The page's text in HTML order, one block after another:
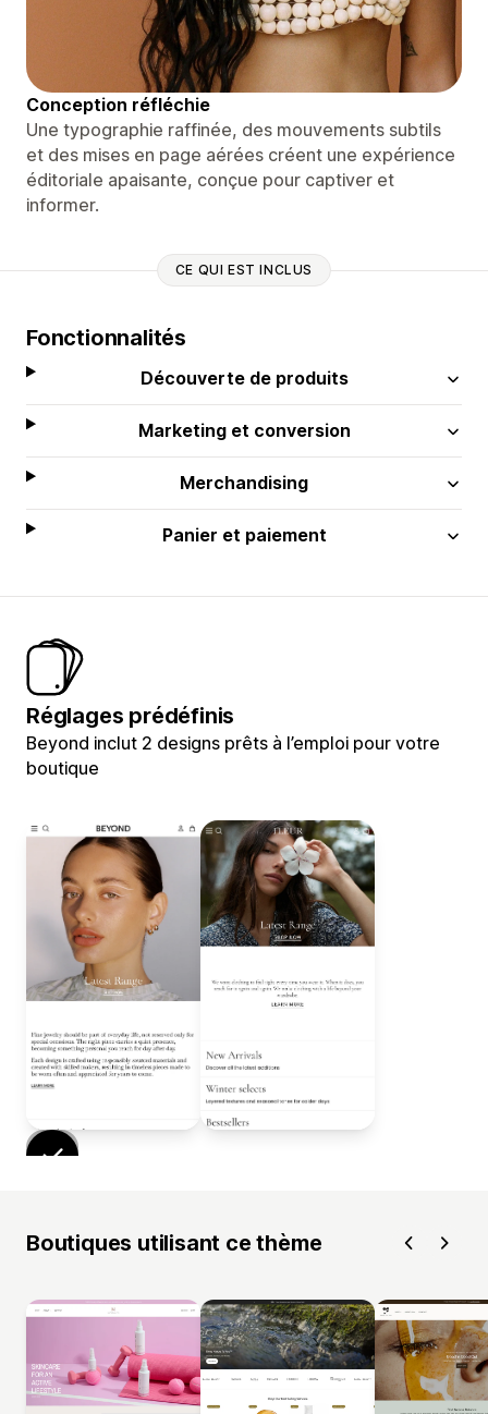
Conception réfléchie
Une typographie raffinée, des mouvements subtils
et des mises en page aérées créent une expérience
éditoriale apaisante, conçue pour captiver et
informer.
CE QUI EST INCLUS
Fonctionnalités
Découverte de produits
Marketing et conversion
Merchandising
Panier et paiement
Réglages prédéfinis
Beyond inclut 2 designs prêts à l’emploi pour votre
boutique
Boutiques utilisant ce thème